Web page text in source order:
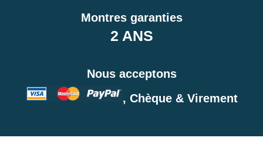
Montres garanties
2 ANS
Nous acceptons
, Chèque & Virement